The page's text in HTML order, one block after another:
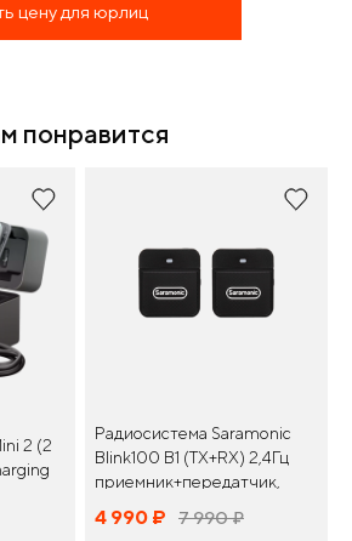
цену для юрлиц
понравится
2 (2
Радиосистема Saramonic
Blink100 B1 (TX+RX) 2,4Гц
приемник+передатчик,
4 990 ¤ 7 990¤